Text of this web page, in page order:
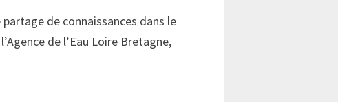
de connaissances dans le
de l’Eau Loire Bretagne,